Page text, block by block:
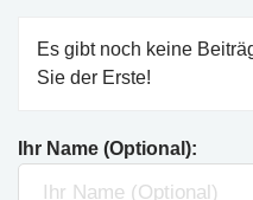
Es gibt noch keine
Sie der Erste!
Ihr Name (Optional):